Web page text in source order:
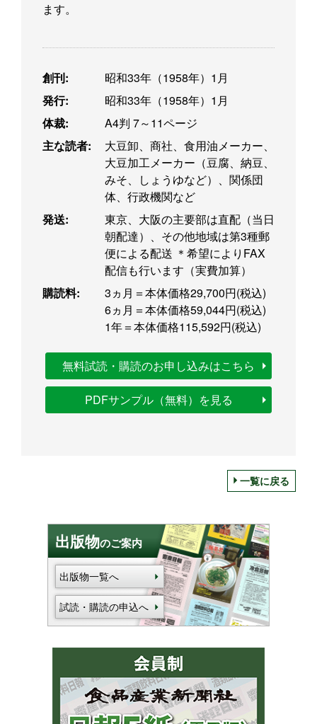
ます。
創刊:
昭和33年（1958年）1月
発行:
昭和33年（1958年）1月
体裁:
A4判 7～11ページ
主な読者:
大豆卸、商社、食用油メーカー、
大豆加工メーカー（豆腐、納豆、
みそ、しょうゆなど）、関係団
体、行政機関など
発送:
東京、大阪の主要部は直配（当日
朝配達）、その他地域は第3種郵
便による配送 ＊希望によりFAX
配信も行います（実費加算）
購読料:
3ヵ月＝本体価格29,700円(税込)
6ヵ月＝本体価格59,044円(税込)
1年＝本体価格115,592円(税込)
無料試読・購読のお申し込みはこちら
PDFサンプル（無料）を見る
一覧に戻る
出版物のご案内
出版物一覧へ
試読・購読の申込へ